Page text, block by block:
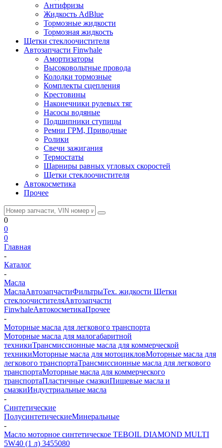
Антифризы
Жидкость AdBlue
Тормозные жидкости
Тормозная жидкость
Щетки стеклоочистителя
Автозапчасти Finwhale
Амортизаторы
Высоковольтные провода
Колодки тормозные
Комплекты сцепления
Крестовины
Наконечники рулевых тяг
Насосы водяные
Подшипники ступицы
Ремни ГРМ, Приводные
Ролики
Свечи зажигания
Термостаты
Шарниры равных угловых скоростей
Щетки стеклоочистителя
Автокосметика
Прочее
0
0
0
Главная
-
Каталог
-
Масла
МаслаАвтозапчастиФильтрыТех. жидкости Щетки
стеклоочистителяАвтозапчасти
FinwhaleАвтокосметикаПрочее
-
Моторные масла для легкового транспорта
Моторные масла для малогабаритной
техникиТрансмиссионные масла для коммерческой
техникиМоторные масла для мотоцикловМоторные масла для
легкового транспортаТрансмиссионные масла для легкового
транспортаМоторные масла для коммерческого
транспортаПластичные смазкиПищевые масла и
смазкиИндустриальные масла
-
Синтетические
ПолусинтетическиеМинеральные
-
Масло моторное синтетическое TEBOIL DIAMOND MULTI
5W40 (1 л) 3455080